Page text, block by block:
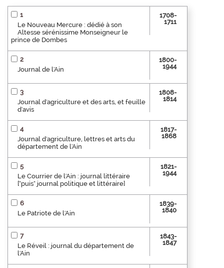
1
Le Nouveau Mercure : dédié à son
Altesse sérénissime Monseigneur le
prince de Dombes
1708-
1711
2
Journal de l'Ain
1800-
1944
3
Journal d'agriculture et des arts, et feuille
d'avis
1808-
1814
4
Journal d'agriculture, lettres et arts du
département de l'Ain
1817-
1868
5
Le Courrier de l'Ain : journal littéraire
["puis" journal politique et littéraire]
1821-
1944
6
Le Patriote de l'Ain
1839-
1840
7
Le Réveil : journal du département de
l'Ain
1843-
1847